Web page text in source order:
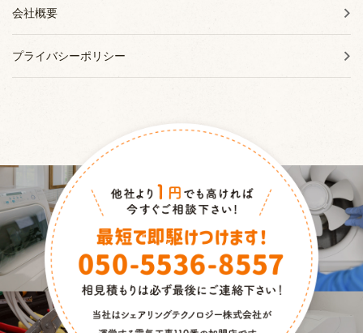
会社概要
プライバシーポリシー